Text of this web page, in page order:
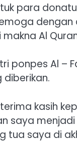
para
Al
ponpes Al –
kasih
saya
saya di